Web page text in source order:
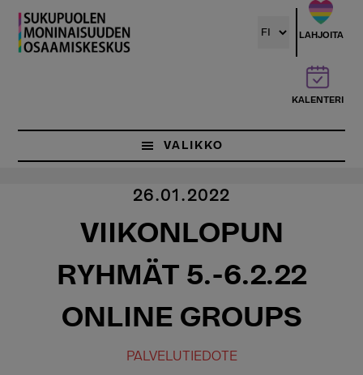
Hyppää
pääsisältöön
LAHJOITA
KALENTERI
VALIKKO
26.01.2022
VIIKONLOPUN
RYHMÄT 5.-6.2.22
ONLINE GROUPS
PALVELUTIEDOTE